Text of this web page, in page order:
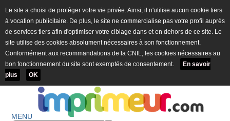
Le site a choisi de protéger votre vie privée. Ainsi, il n'utilise aucun cookie tiers
à vocation publicitaire. De plus, le site ne commercialise pas votre profil auprès
de services tiers afin d'optimiser votre ciblage dans et en dehors de ce site. Le
site utilise des cookies absolument nécessaires à son fonctionnement.
Conformément aux recommandations de la CNIL, les cookies nécessaires au
bon fonctionnement du site sont exemptés de consentement.
En savoir
plus
OK
MENU